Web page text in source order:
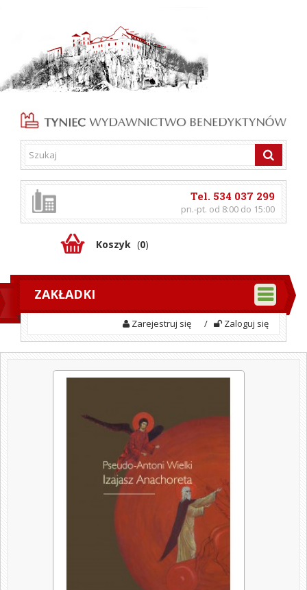
Tel. 534 037 299
pn.-pt. od 8:00 do 15:00
Koszyk (0)
ZAKŁADKI
Zarejestruj się / Zaloguj się